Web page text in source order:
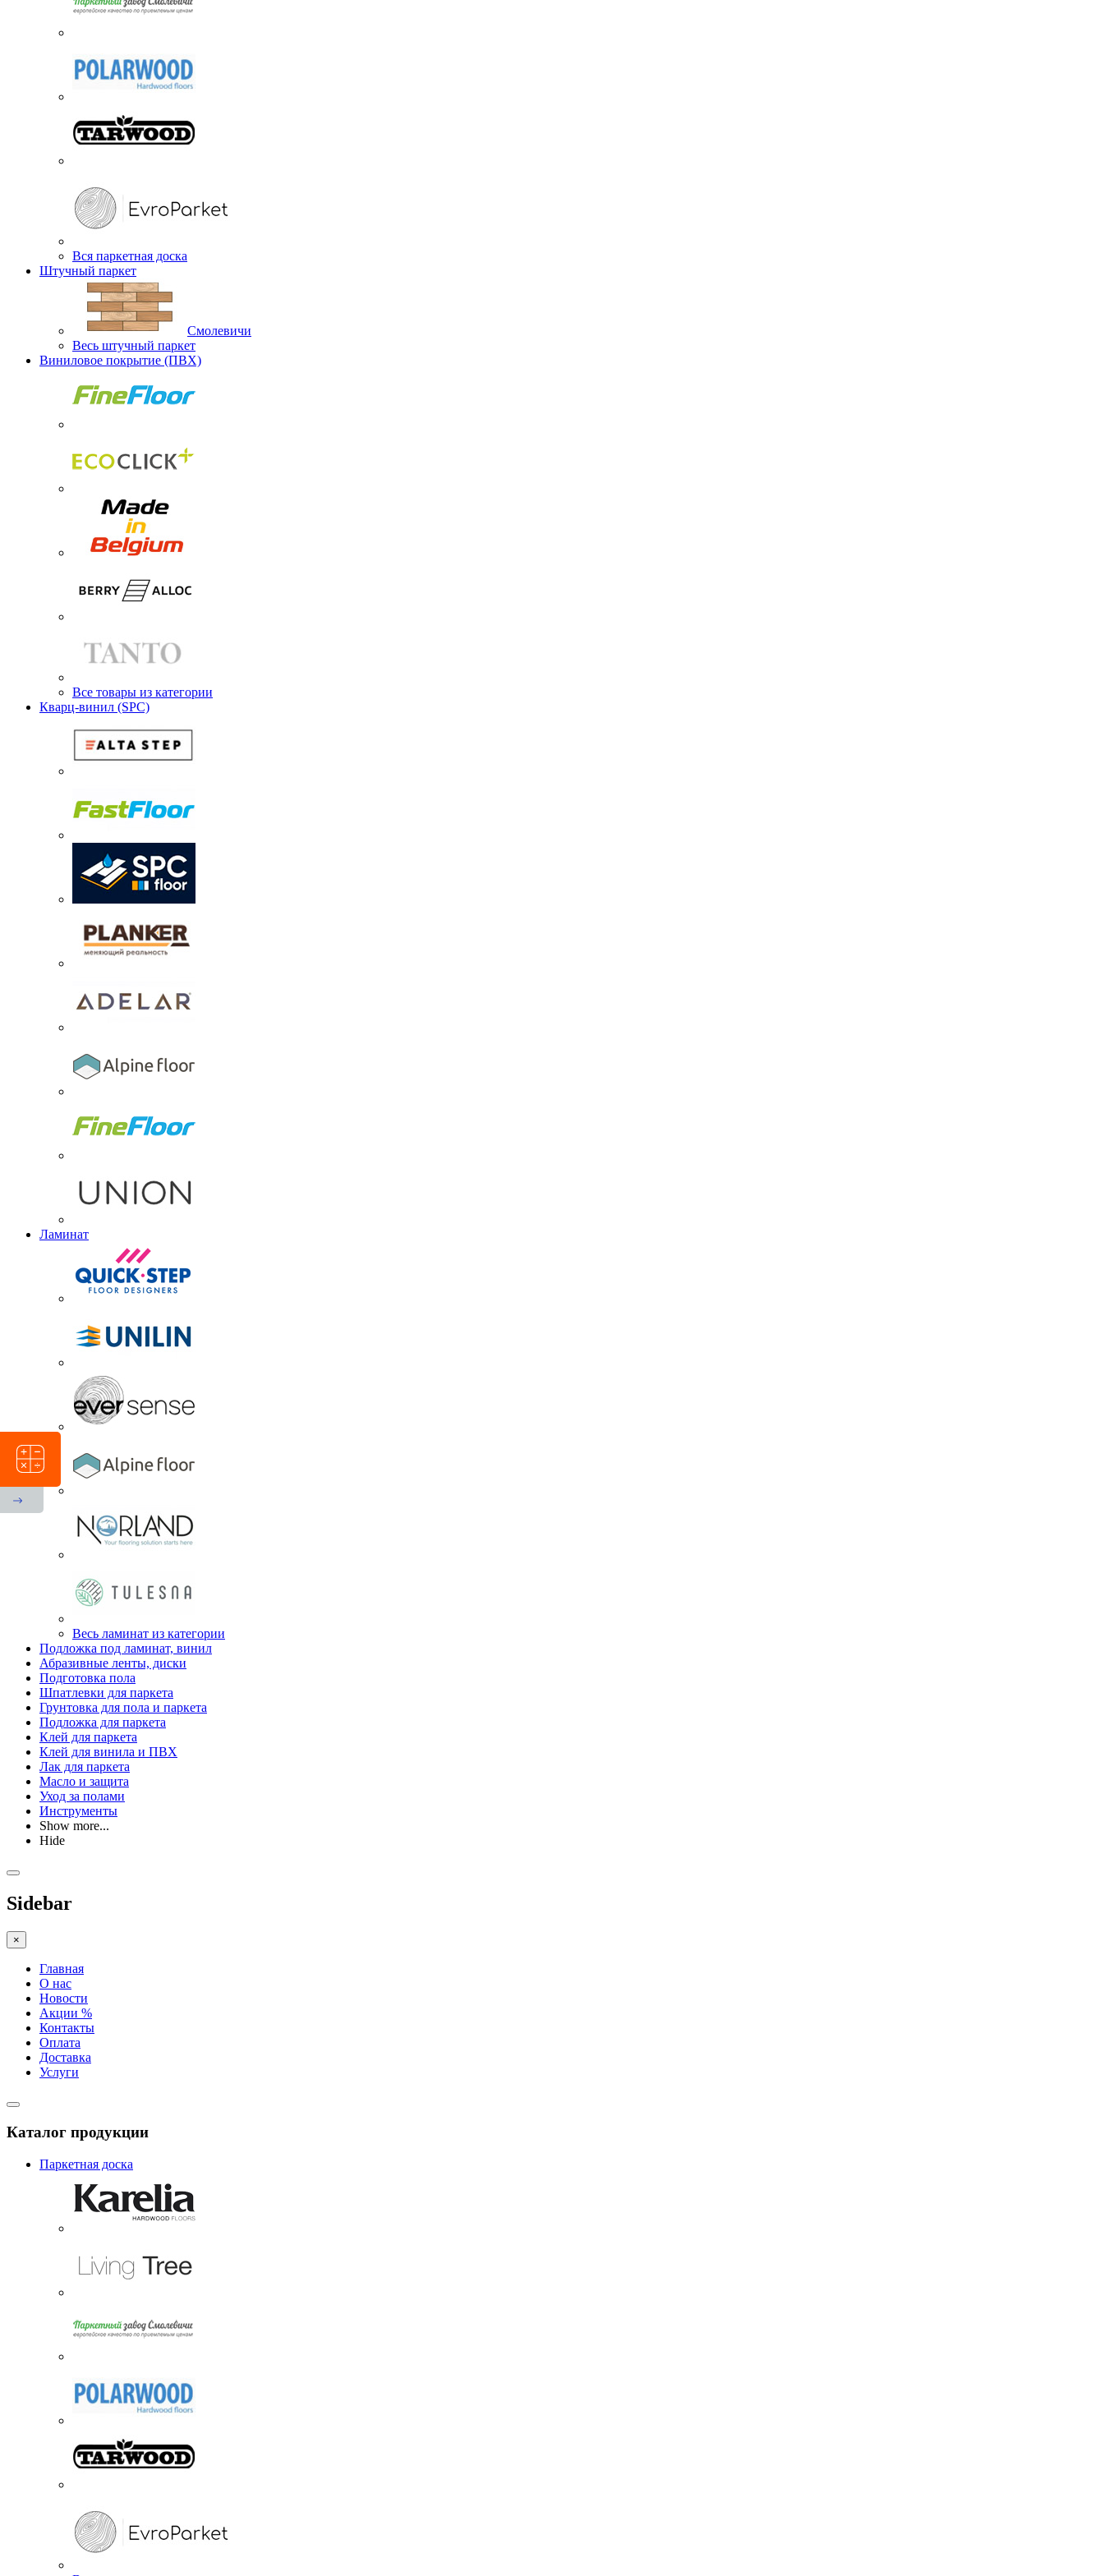
Вся паркетная доска
Штучный паркет
Смолевичи
Весь штучный паркет
Виниловое покрытие (ПВХ)
Все товары из категории
Кварц-винил (SPC)
Ламинат
Весь ламинат из категории
Подложка под ламинат, винил
Абразивные ленты, диски
Подготовка пола
Шпатлевки для паркета
Грунтовка для пола и паркета
Подложка для паркета
Клей для паркета
Клей для винила и ПВХ
Лак для паркета
Масло и защита
Уход за полами
Инструменты
Show more...
Hide
Sidebar
×
Главная
О нас
Новости
Акции %
Контакты
Оплата
Доставка
Услуги
Каталог продукции
Паркетная доска